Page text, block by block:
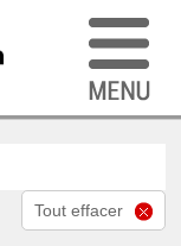
Tout effacer